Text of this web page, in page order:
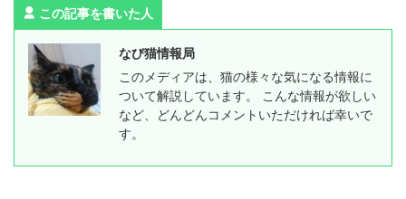
この記事を書いた人
なび猫情報局
このメディアは、猫の様々な気になる情報に
ついて解説しています。 こんな情報が欲しい
など、どんどんコメントいただければ幸いで
す。